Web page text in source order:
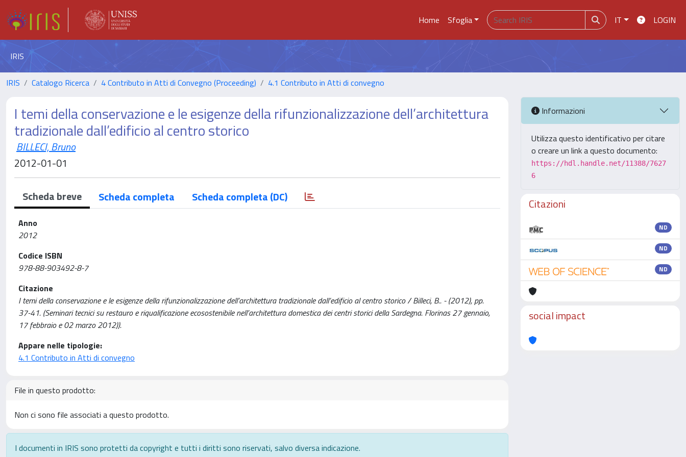
Home Sfoglia IT LOGIN
IRIS
IRIS Catalogo Ricerca 4 Contributo in Atti di Convegno (Proceeding) 4.1 Contributo in Atti di convegno
I temi della conservazione e le esigenze della rifunzionalizzazione dell’architettura
tradizionale dall’edificio al centro storico
BILLECI, Bruno
2012-01-01
Scheda breve Scheda completa Scheda completa (DC)
Anno
2012
Codice ISBN
978-88-903492-8-7
Citazione
I temi della conservazione e le esigenze della rifunzionalizzazione dell’architettura tradizionale dall’edificio al centro storico / Billeci, B.. - (2012), pp.
37-41. (Seminari tecnici su restauro e riqualificazione ecosostenibile nell’architettura domestica dei centri storici della Sardegna. Florinas 27 gennaio,
17 febbraio e 02 marzo 2012)).
Appare nelle tipologie:
4.1 Contributo in Atti di convegno
File in questo prodotto:
Non ci sono file associati a questo prodotto.
I documenti in IRIS sono protetti da copyright e tutti i diritti sono riservati, salvo diversa indicazione.
Informazioni
Utilizza questo identificativo per citare
o creare un link a questo documento:
https://hdl.handle.net/11388/7627
6
Citazioni
ND
ND
ND
social impact